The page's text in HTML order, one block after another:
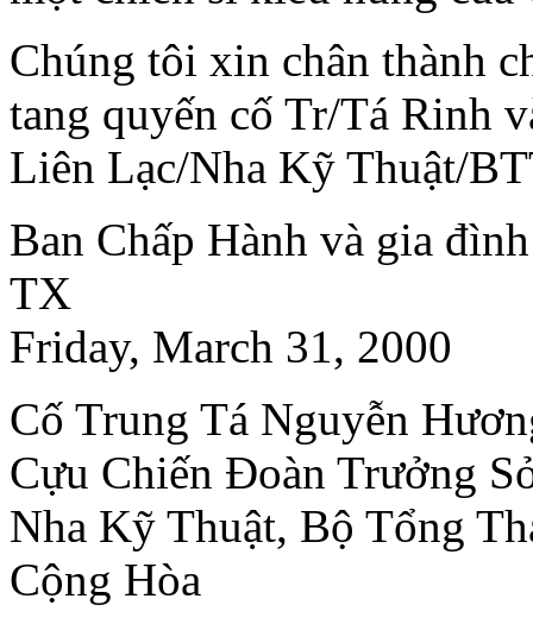
Chúng tôi xin chân thành
tang quyến cố Tr/Tá Rinh
Liên Lạc/Nha Kỹ Thuật/
Ban Chấp Hành và gia
TX
Friday, March 31, 2000
Cố Trung Tá Nguyễn
Cựu Chiến Ðoàn Trưởng
Nha Kỹ Thuật, Bộ Tổng
Cộng Hòa